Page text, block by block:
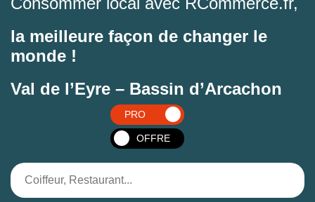
la meilleure façon de changer le
monde !
Val de l’Eyre – Bassin d’Arcachon
PRO
OFFRE